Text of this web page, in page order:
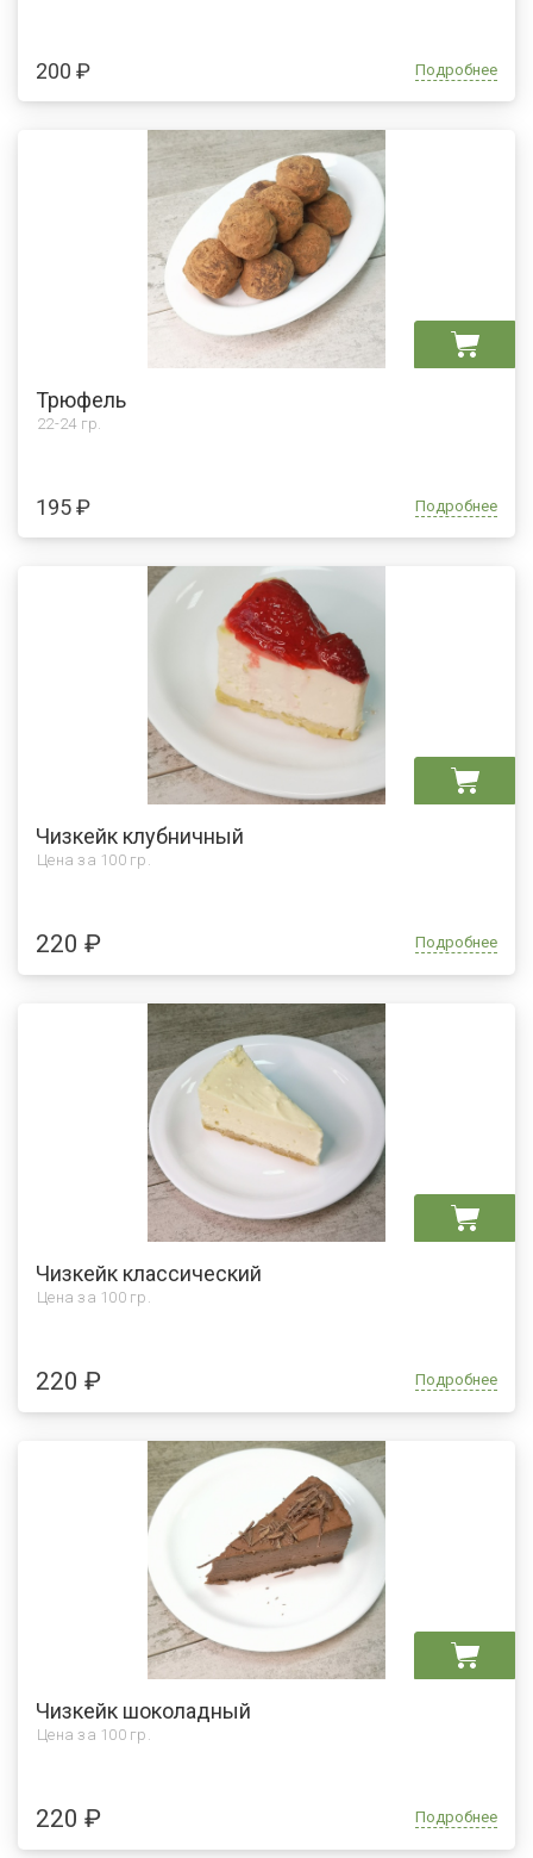
200 ₽ Подробнее
Трюфель
22-24 гр.
195 ₽ Подробнее
Чизкейк клубничный
Цена за 100 гр.
220 ₽ Подробнее
Чизкейк классический
Цена за 100 гр.
220 ₽ Подробнее
Чизкейк шоколадный
Цена за 100 гр.
220 ₽ Подробнее